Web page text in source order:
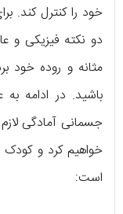
خود را کنترل کند.
دو نکته فیزیکی و
مثانه و روده خود
باشید. در ادامه
جسمانی آمادگی
است: